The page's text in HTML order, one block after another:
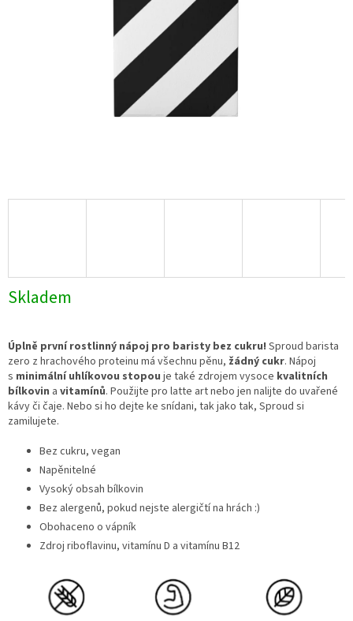
Skladem
Úplně první rostlinný nápoj pro baristy bez cukru! Sproud barista
zero z hrachového proteinu má všechnu pěnu, žádný cukr. Nápoj
s minimální uhlíkovou stopou je také zdrojem vysoce kvalitních
bílkovin a vitamínů. Použijte pro latte art nebo jen nalijte do uvařené
kávy či čaje. Nebo si ho dejte ke snídani, tak jako tak, Sproud si
zamilujete.
Bez cukru, vegan
Napěnitelné
Vysoký obsah bílkovin
Bez alergenů, pokud nejste alergičtí na hrách :)
Obohaceno o vápník
Zdroj riboflavinu, vitamínu D a vitamínu B12